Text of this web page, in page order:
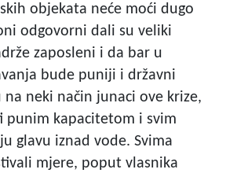
objekata neće moći dugo
odgovorni dali su veliki
zaposleni i da bar u
bude puniji i državni
neki način junaci ove krize,
punim kapacitetom i svim
glavu iznad vode. Svima
mjere, poput vlasnika